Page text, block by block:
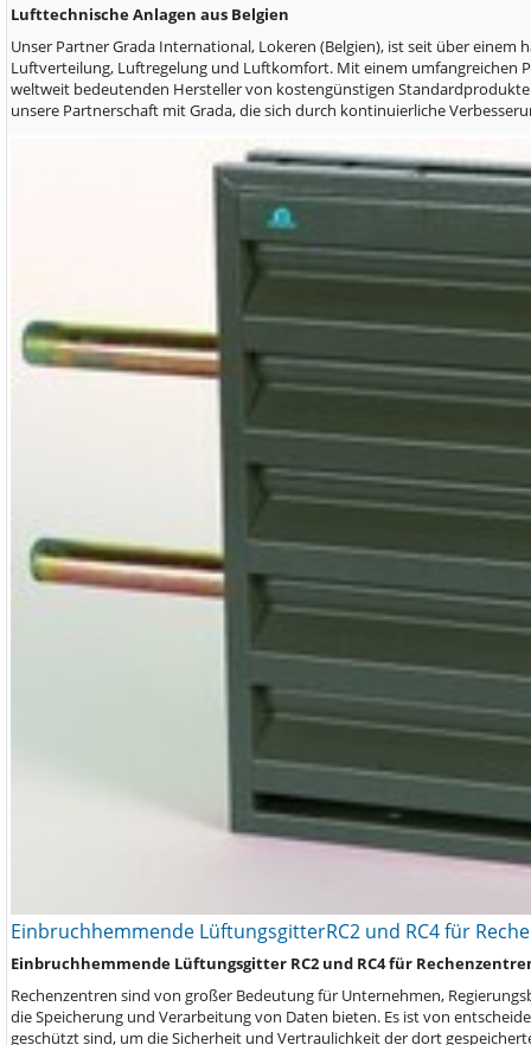
Lufttechnische Anlagen aus Belgien
Unser Partner Grada International, Lokeren (Belgien), ist seit über
Luftverteilung, Luftregelung und Luftkomfort. Mit einem umfangreichen
weltweit bedeutenden Hersteller von kostengünstigen
unsere Partnerschaft mit Grada, die sich durch kontinuierliche
Einbruchhemmende LüftungsgitterRC2 und RC4 für
Einbruchhemmende Lüftungsgitter RC2 und RC4 für
Rechenzentren sind von großer Bedeutung für Unternehmen,
die Speicherung und Verarbeitung von Daten bieten. Es ist von
geschützt sind, um die Sicherheit und Vertraulichkeit der dort